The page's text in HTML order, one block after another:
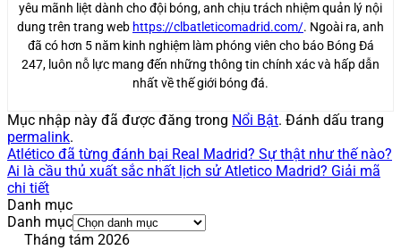
yêu mãnh liệt dành cho đội bóng, anh chịu trách nhiệm quản lý nội
dung trên trang web https://clbatleticomadrid.com/. Ngoài ra, anh
đã có hơn 5 năm kinh nghiệm làm phóng viên cho báo Bóng Đá
247, luôn nỗ lực mang đến những thông tin chính xác và hấp dẫn
nhất về thế giới bóng đá.
Mục nhập này đã được đăng trong Nổi Bật. Đánh dấu trang
permalink.
Atlético đã từng đánh bại Real Madrid? Sự thật như thế nào?
Ai là cầu thủ xuất sắc nhất lịch sử Atletico Madrid? Giải mã
chi tiết
Danh mục
Danh mục
Tháng tám 2026